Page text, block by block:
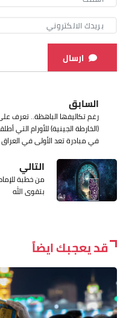
ارسال
السابق
رغم تكاليفها الباهظة.. تعرف
(الخارطة الجينية) للأورام التي
في مبادرة تعد الأولى في
التالي
من خطبة
بتقوى الله
قد يعجبك ايضاً